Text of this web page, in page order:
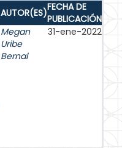
AUTOR(ES)FECHA DE
PUBLICACIÓN
Megan
Uribe
Bernal
31-ene-2022